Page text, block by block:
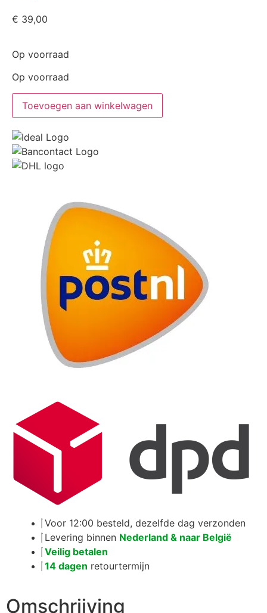
€ 39,00
Op voorraad
Op voorraad
Toevoegen aan winkelwagen
Voor 12:00 besteld, dezelfde dag verzonden
Levering binnen Nederland & naar België
Veilig betalen
14 dagen retourtermijn
Omschrijving